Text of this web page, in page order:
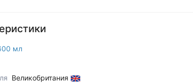
мл
Великобритания